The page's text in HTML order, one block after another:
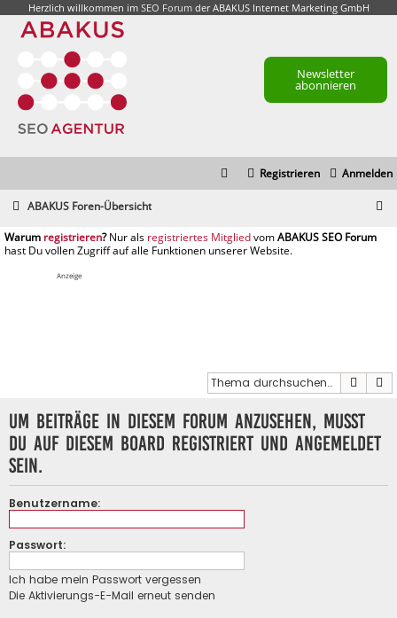
Herzlich willkommen im SEO Forumder ABAKUS Internet Marketing GmbH
Newsletter
abonnieren
Anmelden
Registrieren
ABAKUS Foren-Übersicht
registrieren registriertes Mitglied
Anzeige
Suche
Um Beiträge in diesem Forum anzusehen, musst
du auf diesem Board registriert und angemeldet
sein.
Benutzername:
Passwort:
Ich habe mein Passwort vergessen
Die Aktivierungs-E-Mail erneut senden